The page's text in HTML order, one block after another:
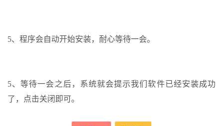
5、程序会自动开始安装，耐心等待一会。
5、等待一会之后，系统就会提示我们软件已经安装成功
了，点击关闭即可。